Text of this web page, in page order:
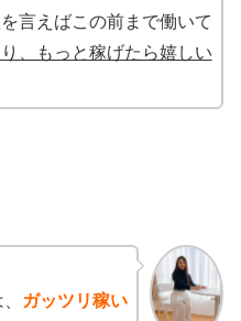
言えばこの前まで働いて
、もっと稼げたら嬉しい
ガッツリ稼い